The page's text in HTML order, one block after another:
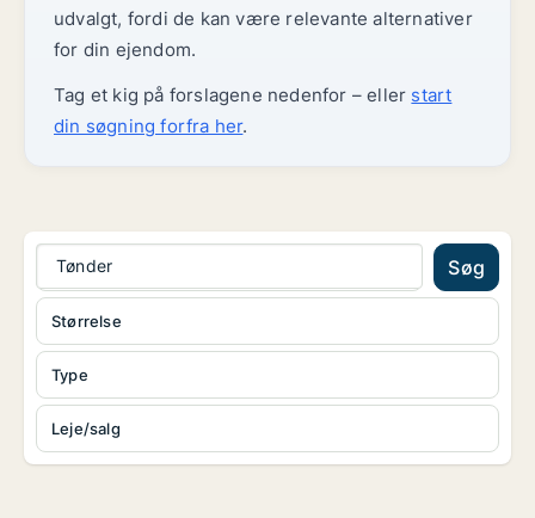
udvalgt, fordi de kan være relevante alternativer
for din ejendom.
Tag et kig på forslagene nedenfor – eller start
din søgning forfra her.
Tønder Søg
Type
Leje/salg
Størrelse